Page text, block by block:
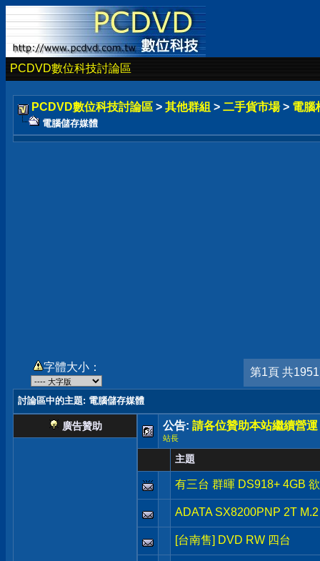
PCDVD數位科技討論區
PCDVD數位科技討論區 > 其他群組 > 二手貨市場 > 電腦
電腦儲存媒體
字體大小： 第1頁 共
討論區中的主題: 電腦儲存媒體
廣告贊助 公告: 請各位贊助本站繼續營運
站長
主題
有三台 群暉 DS918+ 4GB
ADATA SX8200PNP 2T
[台南售] DVD RW 四台